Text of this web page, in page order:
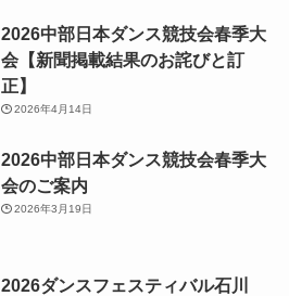
2026中部日本ダンス競技会春季大
会【新聞掲載結果のお詫びと訂
正】
2026年4月14日
2026中部日本ダンス競技会春季大
会のご案内
2026年3月19日
2026ダンスフェスティバル石川